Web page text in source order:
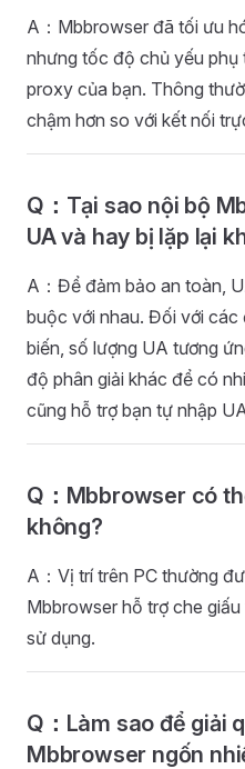
A：Mbbrowser đã tối ưu
nhưng tốc độ chủ yếu
proxy của bạn. Thông
chậm hơn so với kết nối
Q：Tại sao nội bộ
UA và hay bị lặp lại
A：Để đảm bảo an toàn,
buộc với nhau. Đối với các
biến, số lượng UA tương
độ phân giải khác để có
cũng hỗ trợ bạn tự nhập
Q：Mbbrowser có
không?
A：Vị trí trên PC thường
Mbbrowser hỗ trợ che
sử dụng.
Q：Làm sao để giải
Mbbrowser ngốn